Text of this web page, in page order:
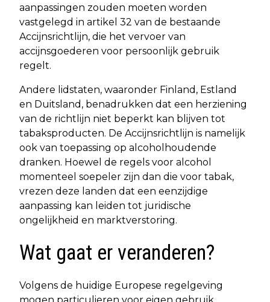
aanpassingen zouden moeten worden
vastgelegd in artikel 32 van de bestaande
Accijnsrichtlijn, die het vervoer van
accijnsgoederen voor persoonlijk gebruik
regelt.
Andere lidstaten, waaronder Finland, Estland
en Duitsland, benadrukken dat een herziening
van de richtlijn niet beperkt kan blijven tot
tabaksproducten. De Accijnsrichtlijn is namelijk
ook van toepassing op alcoholhoudende
dranken. Hoewel de regels voor alcohol
momenteel soepeler zijn dan die voor tabak,
vrezen deze landen dat een eenzijdige
aanpassing kan leiden tot juridische
ongelijkheid en marktverstoring.
Wat gaat er veranderen?
Volgens de huidige Europese regelgeving